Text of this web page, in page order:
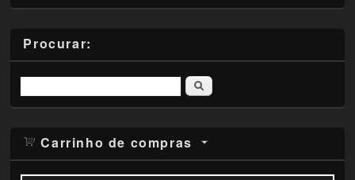
Procurar:
Pesquisar
Carrinho de compras